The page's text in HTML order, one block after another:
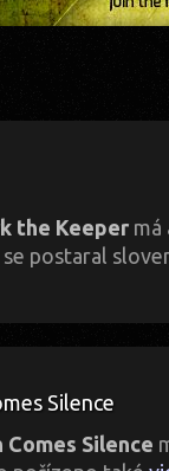
the Keeper má
se postaral
komplexních
zvukové bloky se
Silence
Comes Silence